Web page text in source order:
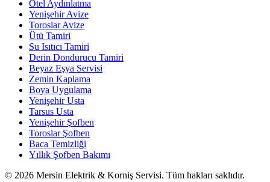
Otel Aydınlatma
Yenişehir Avize
Toroslar Avize
Ütü Tamiri
Su Isıtıcı Tamiri
Derin Dondurucu Tamiri
Beyaz Eşya Servisi
Zemin Kaplama
Boya Uygulama
Yenişehir Usta
Tarsus Usta
Yenişehir Şofben
Toroslar Şofben
Baca Temizliği
Yıllık Şofben Bakımı
© 2026 Mersin Elektrik & Korniş Servisi. Tüm hakları saklıdır.